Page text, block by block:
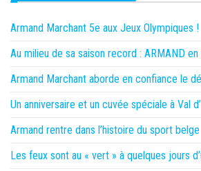
Armand Marchant 5e aux Jeux Olympiques !
Au milieu de sa saison record : ARMAND
Armand Marchant aborde en confiance le
Un anniversaire et un cuvée spéciale à Val
Armand rentre dans l’histoire du sport belge
Les feux sont au « vert » à quelques jours